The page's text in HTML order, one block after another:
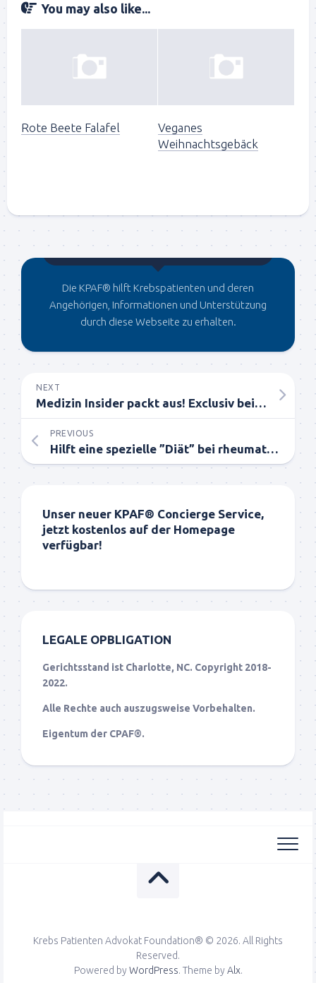
You may also like...
Rote Beete Falafel
Veganes
Weihnachtsgebäck
Gegründet von Dr.C
Die KPAF® hilft Krebspatienten und deren
Angehörigen, Informationen und Unterstützung
durch diese Webseite zu erhalten.
NEXT
Medizin Insider packt aus! Exclusiv bei Dr. Coldwell
PREVIOUS
Hilft eine spezielle ”Diät” bei rheumatischer Arthritis (RA)?
Unser neuer KPAF® Concierge Service,
jetzt kostenlos auf der Homepage
verfügbar!
LEGALE OPBLIGATION
Gerichtsstand ist Charlotte, NC. Copyright 2018-
2022.
Alle Rechte auch auszugsweise Vorbehalten.
Eigentum der CPAF®.
Krebs Patienten Advokat Foundation® © 2026. All Rights
Reserved.
Powered byWordPress. Theme byAlx.